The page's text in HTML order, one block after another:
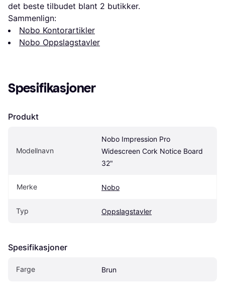
det beste tilbudet blant 2 butikker.
Sammenlign:
Nobo Kontorartikler
Nobo Oppslagstavler
Spesifikasjoner
Produkt
Modellnavn
Nobo Impression Pro
Widescreen Cork Notice Board
32"
Merke Nobo
Typ Oppslagstavler
Spesifikasjoner
Farge Brun